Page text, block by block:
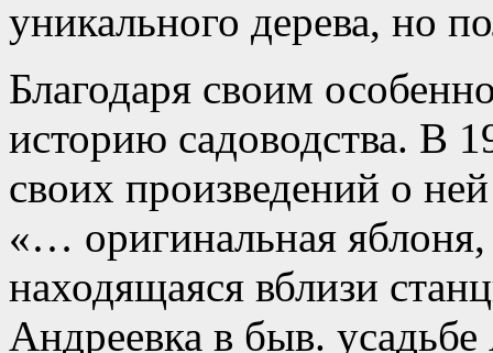
уникального дерева, но
Благодаря своим
историю садоводства. В
своих произведений о
«… оригинальная
находящаяся вблизи
Андреевка в быв.